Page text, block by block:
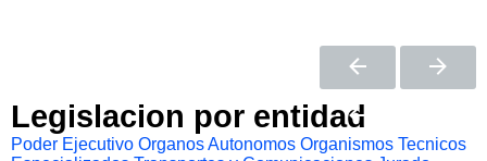
Legislacion por entidad
Poder Ejecutivo Organos Autonomos Organismos Tecnicos